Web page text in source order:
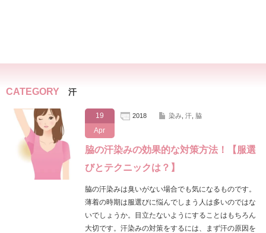
CATEGORY 汗
19
Apr
2018 染み, 汗, 脇
脇の汗染みの効果的な対策方法！【服選
びとテクニックは？】
脇の汗染みは臭いがない場合でも気になるものです。
薄着の時期は服選びに悩んでしまう人は多いのではな
いでしょうか。目立たないようにすることはもちろん
大切です。汗染みの対策をするには、まず汗の原因を